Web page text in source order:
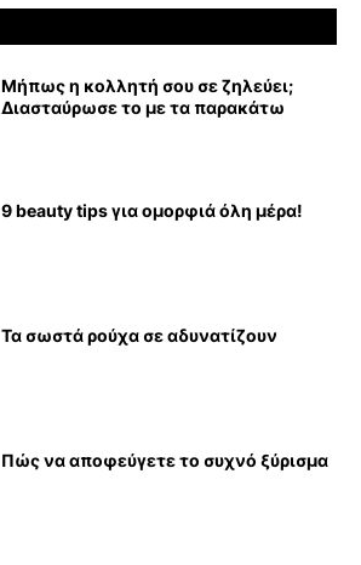
Μήπως η κολλητή σου σε ζηλεύει;
Διασταύρωσε το με τα παρακάτω
9 beauty tips για ομορφιά όλη μέρα!
Τα σωστά ρούχα σε αδυνατίζουν
Πώς να αποφεύγετε το συχνό ξύρισμα